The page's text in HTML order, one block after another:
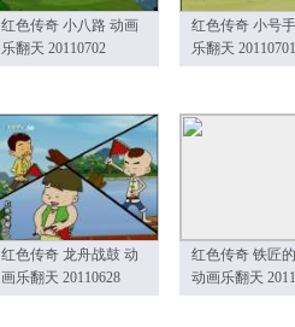
红色传奇 小八路 动画
乐翻天 20110702
红色传奇 小号
乐翻天 20110701
红色传奇 龙舟战鼓 动
画乐翻天 20110628
红色传奇 铁匠
动画乐翻天